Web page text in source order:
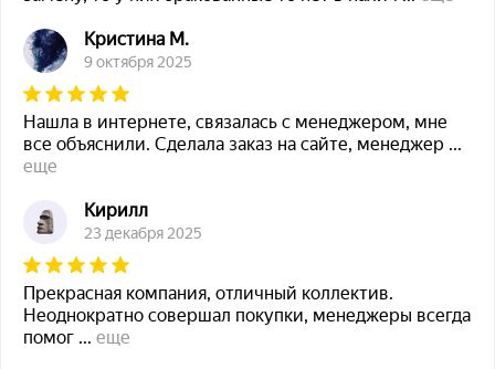
Кристина М.
9 октября 2025
Нашла в интернете, связалась с менеджером, мне
все объяснили. Сделала заказ на сайте, менеджер ...
еще
Кирилл
23 декабря 2025
Прекрасная компания, отличный коллектив.
Неоднократно совершал покупки, менеджеры всегда
помог ... еще